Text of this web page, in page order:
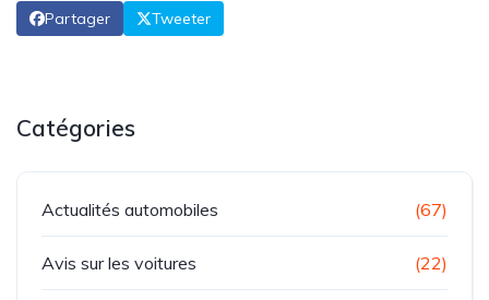
Partager Tweeter
Catégories
Actualités automobiles (67)
Avis sur les voitures (22)